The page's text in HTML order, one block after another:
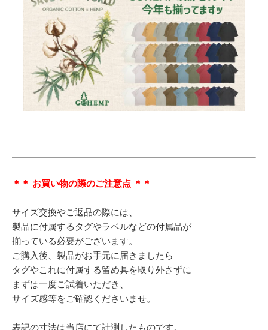
＊＊ お買い物の際のご注意点 ＊＊
サイズ交換やご返品の際には、
製品に付属するタグやラベルなどの付属品が
揃っている必要がございます。
ご購入後、製品がお手元に届きましたら
タグやこれに付属する留め具を取り外さずに
まずは一度ご試着いただき、
サイズ感等をご確認くださいませ。
表記の寸法は当店にて計測したものです。